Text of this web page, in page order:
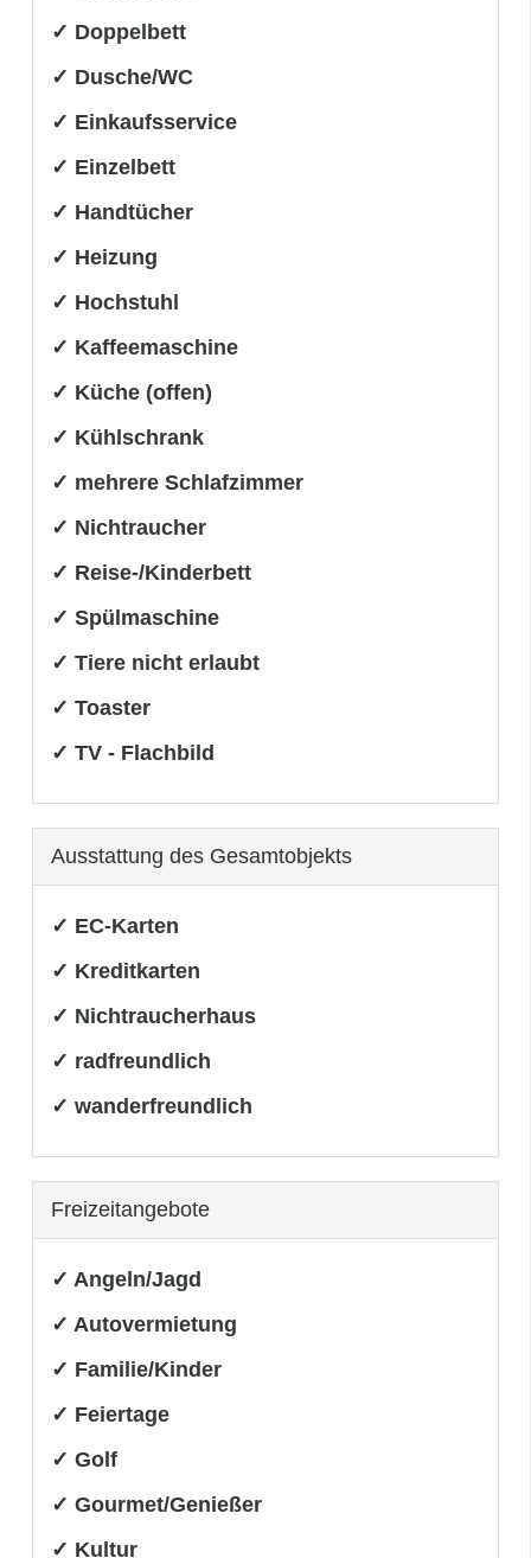
✓ Doppelbett
✓ Dusche/WC
✓ Einkaufsservice
✓ Einzelbett
✓ Handtücher
✓ Heizung
✓ Hochstuhl
✓ Kaffeemaschine
✓ Küche (offen)
✓ Kühlschrank
✓ mehrere Schlafzimmer
✓ Nichtraucher
✓ Reise-/Kinderbett
✓ Spülmaschine
✓ Tiere nicht erlaubt
✓ Toaster
✓ TV - Flachbild
Ausstattung des Gesamtobjekts
✓ EC-Karten
✓ Kreditkarten
✓ Nichtraucherhaus
✓ radfreundlich
✓ wanderfreundlich
Freizeitangebote
✓ Angeln/Jagd
✓ Autovermietung
✓ Familie/Kinder
✓ Feiertage
✓ Golf
✓ Gourmet/Genießer
✓ Kultur